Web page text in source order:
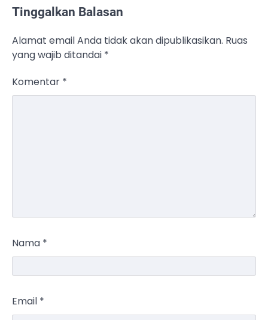
Tinggalkan Balasan
Alamat email Anda tidak akan dipublikasikan. Ruas
yang wajib ditandai *
Komentar *
Nama *
Email *